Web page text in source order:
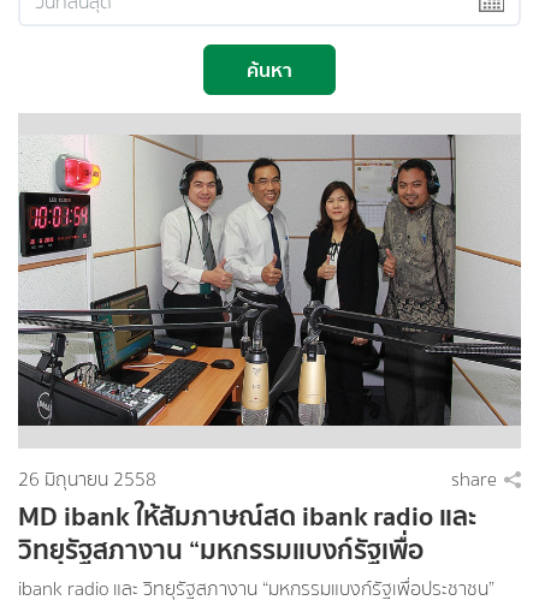
ค้นหา
26 มิถุนายน 2558 share
MD ibank ให้สัมภาษณ์สด ibank radio และ
วิทยุรัฐสภางาน “มหกรรมแบงก์รัฐเพื่อ
ประชาชน”
ibank radio และ วิทยุรัฐสภางาน “มหกรรมแบงก์รัฐเพื่อประชาชน”